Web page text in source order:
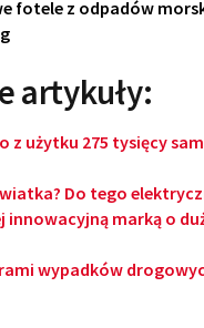
fotele z odpadów
artykuły:
z użytku 275 tysięcy
Do tego
innowacyjną marką o
wypadków